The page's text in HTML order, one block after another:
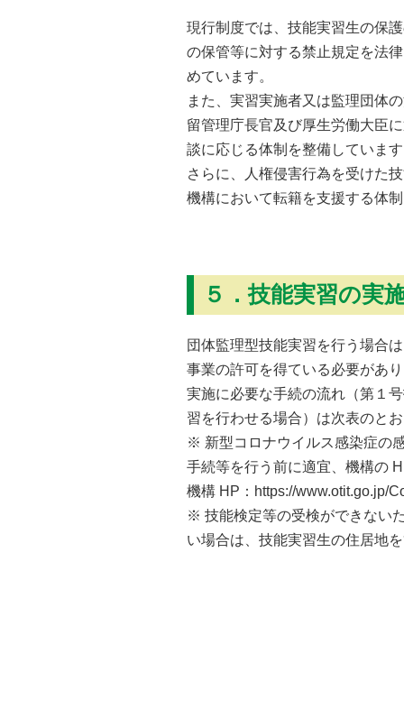
現行制度では、技能実習生の保
の保管等に対する禁止規定を法
めています。
また、実習実施者又は監理団体
留管理庁長官及び厚生労働大臣
談に応じる体制を整備していま
さらに、人権侵害行為を受けた
機構において転籍を支援する体
５．技能実習の実
団体監理型技能実習を行う場合
事業の許可を得ている必要があ
実施に必要な手続の流れ（第１
習を行わせる場合）は次表のと
※ 新型コロナウイルス感染症の
手続等を行う前に適宜、機構の
機構 HP：https://www.otit.go.jp/
※ 技能検定等の受検ができない
い場合は、技能実習生の住居地